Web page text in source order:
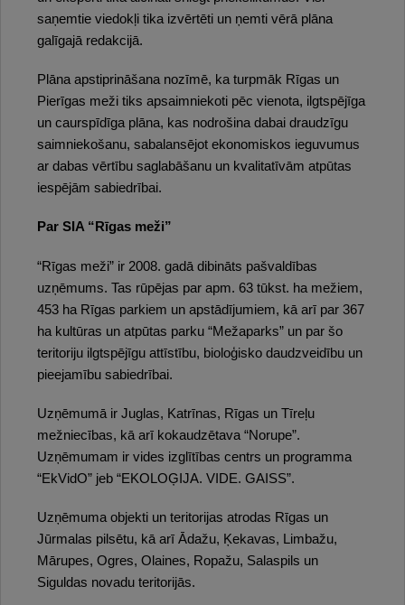
saņemtie viedokļi tika izvērtēti un ņemti vērā plāna
galīgajā redakcijā.
Plāna apstiprināšana nozīmē, ka turpmāk Rīgas un
Pierīgas meži tiks apsaimniekoti pēc vienota, ilgtspējīga
un caurspīdīga plāna, kas nodrošina dabai draudzīgu
saimniekošanu, sabalansējot ekonomiskos ieguvumus
ar dabas vērtību saglabāšanu un kvalitatīvām atpūtas
iespējām sabiedrībai.
Par SIA “Rīgas meži”
“Rīgas meži” ir 2008. gadā dibināts pašvaldības
uzņēmums. Tas rūpējas par apm. 63 tūkst. ha mežiem,
453 ha Rīgas parkiem un apstādījumiem, kā arī par 367
ha kultūras un atpūtas parku “Mežaparks” un par šo
teritoriju ilgtspējīgu attīstību, bioloģisko daudzveidību un
pieejamību sabiedrībai.
Uzņēmumā ir Juglas, Katrīnas, Rīgas un Tīreļu
mežniecības, kā arī kokaudzētava “Norupe”.
Uzņēmumam ir vides izglītības centrs un programma
“EkVidO” jeb “EKOLOĢIJA. VIDE. GAISS”.
Uzņēmuma objekti un teritorijas atrodas Rīgas un
Jūrmalas pilsētu, kā arī Ādažu, Ķekavas, Limbažu,
Mārupes, Ogres, Olaines, Ropažu, Salaspils un
Siguldas novadu teritorijās.